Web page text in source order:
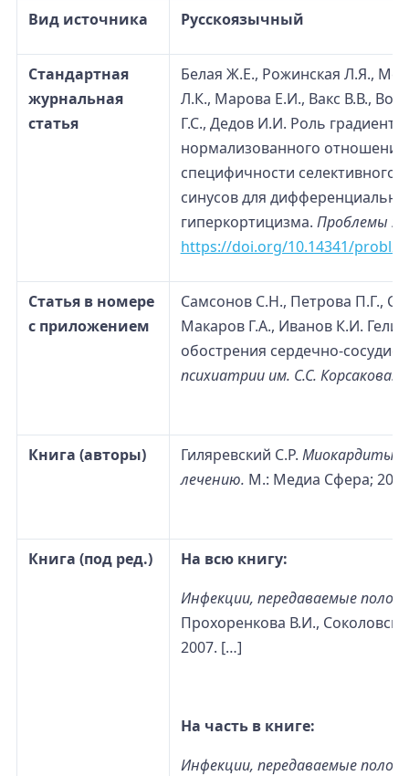
Вид источника Русскоязычный
Стандартная
журнальная
статья
Белая Ж.Е., Рожинская Л.Я.,
Л.К., Марова Е.И., Вакс В.В.,
Г.С., Дедов И.И. Роль
нормализованного
специфичности селективного
синусов для
гиперкортицизма. Проблемы
https://doi.org/10.14341/
Статья в номере
с приложением
Самсонов С.Н., Петрова П.Г.,
Макаров Г.А., Иванов К.И.
обострения сердечно-
психиатрии им. С.С. Корсакова.
Книга (авторы) Гиляревский С.Р. Миокардиты:
лечению. М.: Медиа Сфера;
Книга (под ред.)
На всю книгу:
Инфекции, передаваемые
Прохоренкова В.И.,
2007. […]
На часть в книге:
Инфекции, передаваемые